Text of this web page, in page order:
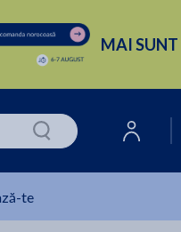
MAI SUNT
te